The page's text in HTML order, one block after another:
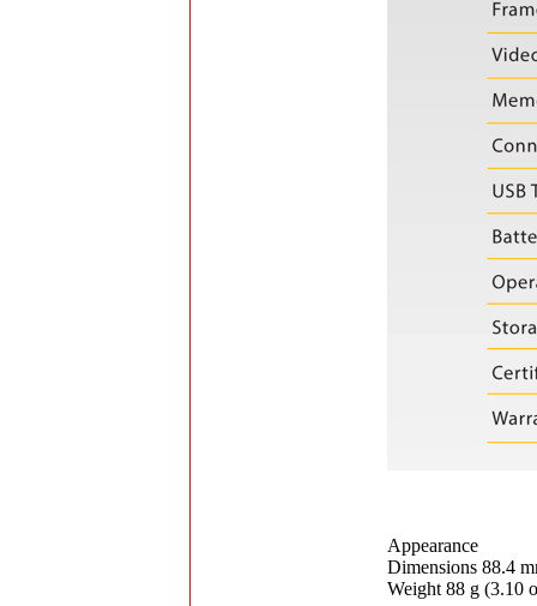
Appearance
Dimensions 88.4
Weight 88 g (3.10